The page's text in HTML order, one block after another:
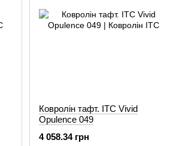
Ковролін тафт. ITC Vivid
Opulence 049
4 058.34 грн